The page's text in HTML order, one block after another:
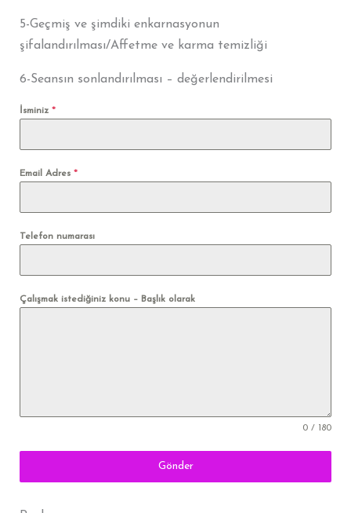
5-Geçmiş ve şimdiki enkarnasyonun
şifalandırılması/Affetme ve karma temizliği
6-Seansın sonlandırılması – değerlendirilmesi
İsminiz *
Email Adres *
Telefon numarası
Çalışmak istediğiniz konu – Başlık olarak
0 / 180
Gönder